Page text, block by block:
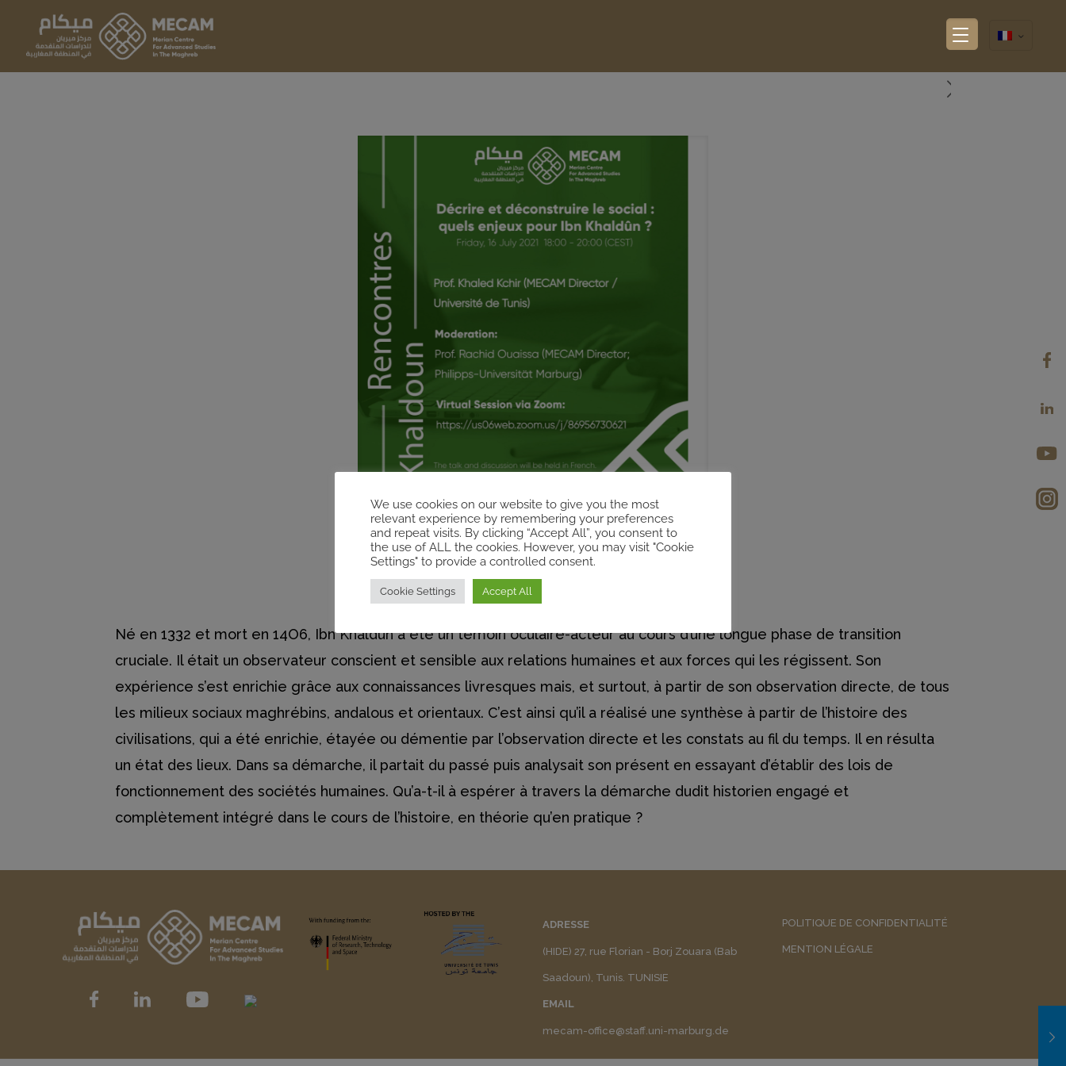
Né en 1332 et mort en 14O6, Ibn Khaldûn a été un témoin oculaire-acteur au cours d’une longue phase de transition
cruciale. Il était un observateur conscient et sensible aux relations humaines et aux forces qui les régissent. Son
expérience s’est enrichie grâce aux connaissances livresques mais, et surtout, à partir de son observation directe, de tous
les milieux sociaux maghrébins, andalous et orientaux. C’est ainsi qu’il a réalisé une synthèse à partir de l’histoire des
civilisations, qui a été enrichie, étayée ou démentie par l’observation directe et les constats au fil du temps. Il en résulta
un état des lieux. Dans sa démarche, il partait du passé puis analysait son présent en essayant d’établir des lois de
fonctionnement des sociétés humaines. Qu’a-t-il à espérer à travers la démarche dudit historien engagé et
complètement intégré dans le cours de l’histoire, en théorie qu’en pratique ?
ADRESSE
(HIDE) 27, rue Florian - Borj Zouara (Bab
Saadoun), Tunis. TUNISIE
EMAIL
mecam-office@staff.uni-marburg.de
POLITIQUE DE CONFIDENTIALITÉ
MENTION LÉGALE
We use cookies on our website to give you the most
relevant experience by remembering your preferences
and repeat visits. By clicking “Accept All”, you consent to
the use of ALL the cookies. However, you may visit "Cookie
Settings" to provide a controlled consent.
Cookie Settings Accept All